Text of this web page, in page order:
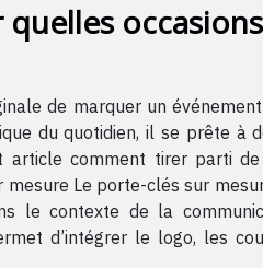
de marquer un
du quotidien, il se prête à
article comment tirer parti
Le porte-clés sur
le contexte de la
d’intégrer le logo, les